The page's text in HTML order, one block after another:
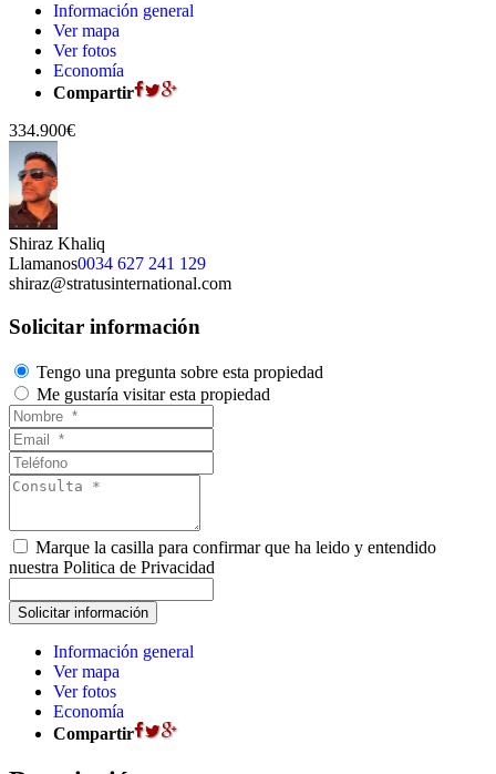
Información general
Ver mapa
Ver fotos
Economía
Compartir
334.900€
Shiraz Khaliq
Llamanos0034 627 241 129
shiraz@stratusinternational.com
Solicitar información
Tengo una pregunta sobre esta propiedad
Me gustaría visitar esta propiedad
Marque la casilla para confirmar que ha leido y entendido
nuestra Politica de Privacidad
Información general
Ver mapa
Ver fotos
Economía
Compartir